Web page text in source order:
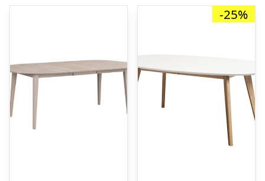
-25%